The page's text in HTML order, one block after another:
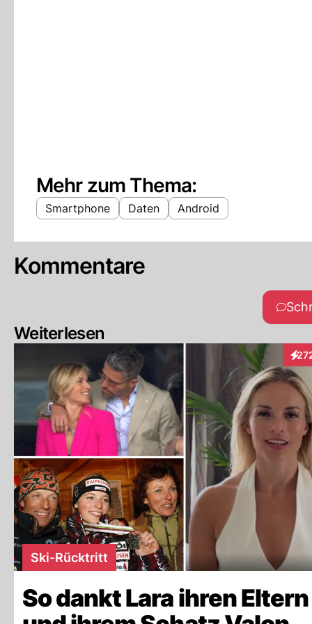
Mehr zum Thema:
Smartphone Daten Android
Kommentare
Weiterlesen
Ski-Rücktritt
So dankt Lara ihren Eltern